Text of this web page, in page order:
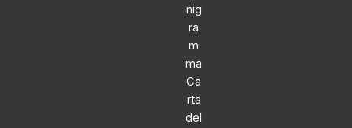
nig
ra
m
ma
Ca
rta
del